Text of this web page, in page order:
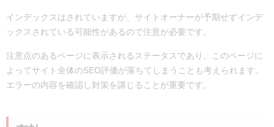
インデックスはされていますが、サイトオーナーが予期せずインデ
ックスされている可能性があるので注意が必要です。
注意点のあるページに表示されるステータスであり、このページに
よってサイト全体のSEO評価が落ちてしまうことも考えられます。
エラーの内容を確認し対策を講じることが重要です。